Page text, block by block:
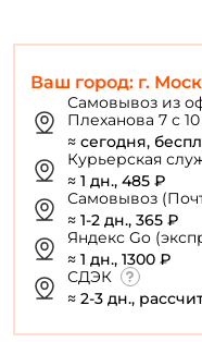
Ваш город: г.
Самовывоз из
Плеханова 7 с
≈ сегодня,
Курьерская
≈ 1 дн., 485 ₽
Самовывоз
≈ 1-2 дн., 365 ₽
Яндекс Go
≈ 1 дн., 1300 ₽
СДЭК
≈ 2-3 дн.,
Повторите пароль: *
Заполняя данную
персональных данных
У меня